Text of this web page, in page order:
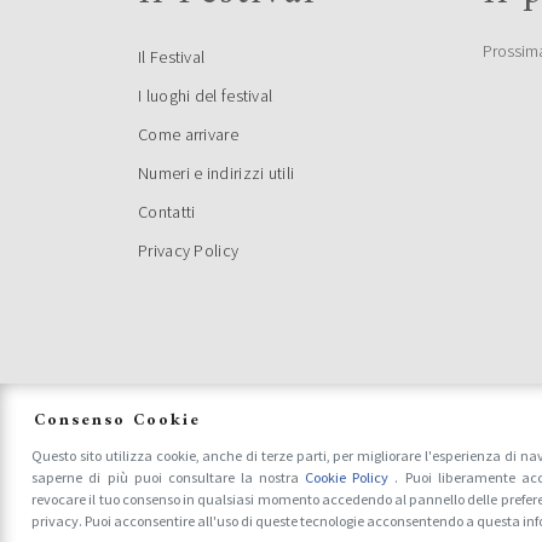
di
Il Festival
I luoghi del festival
Come arrivare
Numeri e indirizzi utili
Contatti
Privacy Policy
Consenso Cookie
Questo sito utilizza cookie, anche di terze parti, per migliorare l'esperienza di
saperne di più puoi consultare la nostra Cookie Policy . Puoi liberamente
revocare il tuo consenso in qualsiasi momento accedendo al pannello delle
privacy. Puoi acconsentire all'uso di queste tecnologie acconsentendo a questa